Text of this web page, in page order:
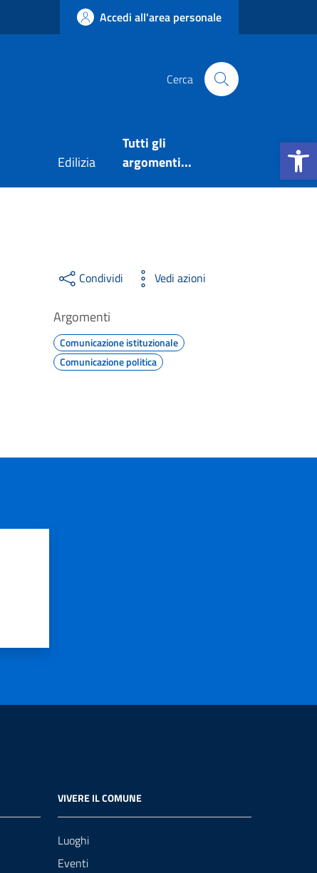
Apri la
Accedi all'area personale
Cerca
Edilizia
Tutti gli
argomenti...
Condividi Vedi azioni
Argomenti
Comunicazione istituzionale
Comunicazione politica
VIVERE IL COMUNE
Luoghi
Eventi